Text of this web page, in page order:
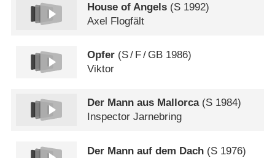
House of Angels (S 1992)
Axel Flogfält
Opfer (S/ F/ GB 1986)
Viktor
Der Mann aus Mallorca(S 1984)
Inspector Jarnebring
Der Mann auf dem Dach (S 1976)